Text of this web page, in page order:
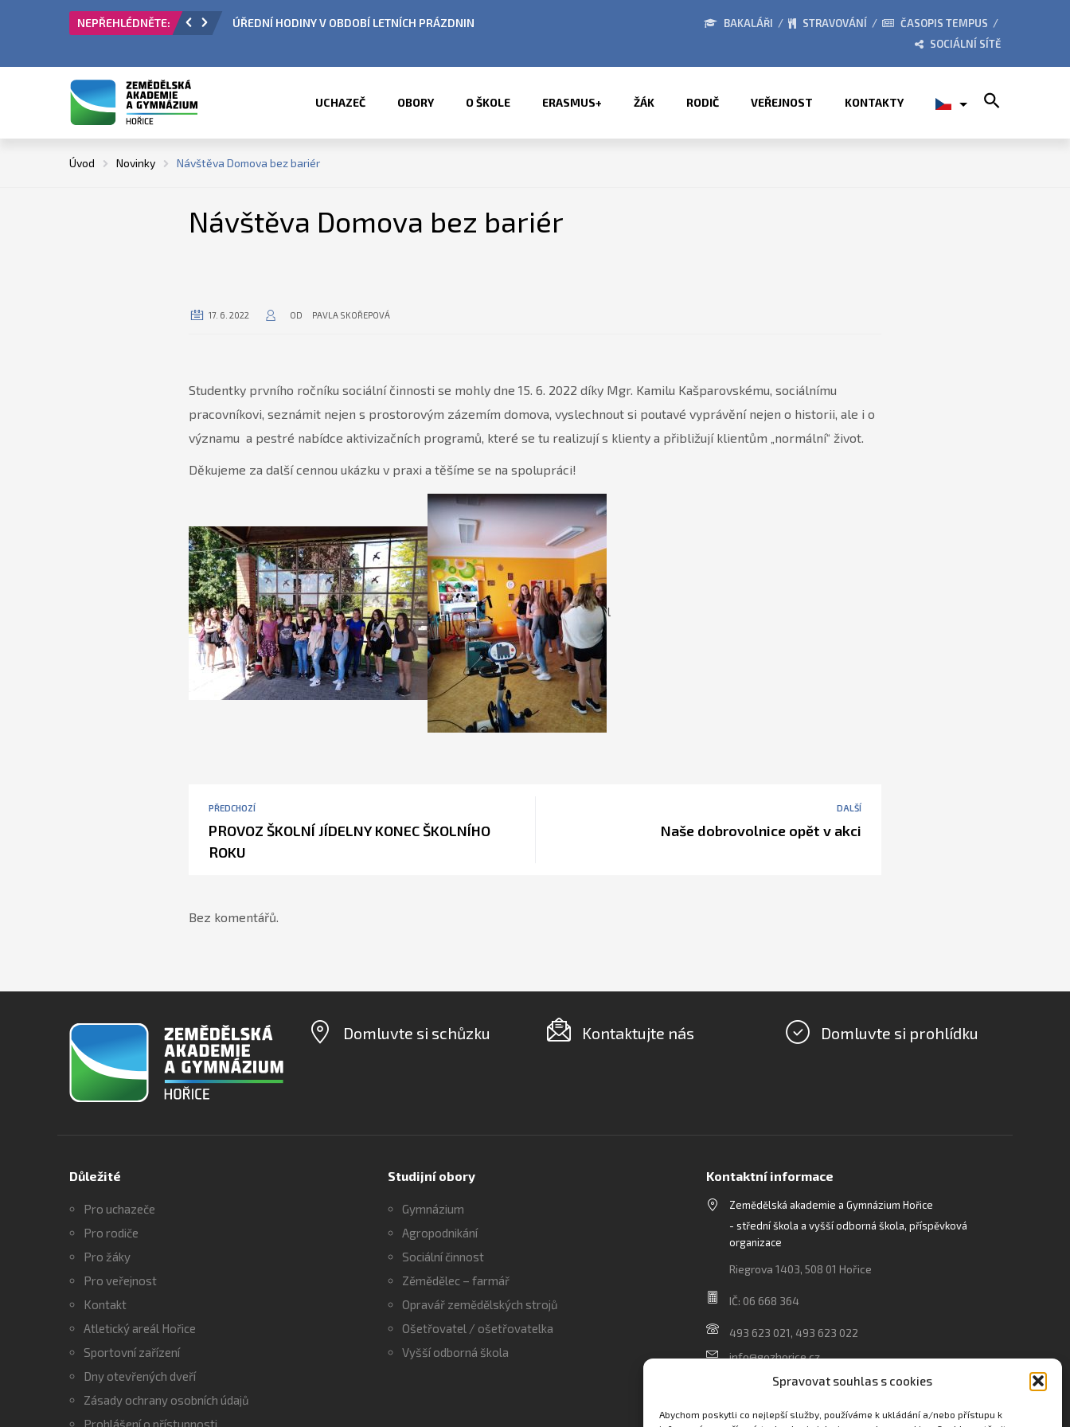
Spravovat souhlas s cookies
Abychom poskytli co nejlepší služby, používáme k ukládání a/nebo přístupu k
PŘIJÍMACÍ ŘÍZENÍ ÚŘEDNÍ HODINY V OBDOBÍ LETNÍCH PRÁZDNIN PŘÍMĚSTSKÉ TÁBORY 2026 ZE ŽIVOTA ŠKOLY
BAKALÁŘI STRAVOVÁNÍ
ČASOPIS TEMPUS
SOCIÁLNÍ SÍTĚ
UCHAZEČ OBORY O ŠKOLE ERASMUS+ ŽÁK RODIČ VEŘEJNOST KONTAKTY
Úvod Novinky Návštěva Domova bez bariér
Návštěva Domova bez bariér
17. 6. 2022 OD PAVLA SKOŘEPOVÁ
Studentky prvního ročníku sociální činnosti se mohly dne 15. 6. 2022 díky Mgr. Kamilu Kašparovskému, sociálnímu
pracovníkovi, seznámit nejen s prostorovým zázemím domova, vyslechnout si poutavé vyprávění nejen o historii, ale i o
významu a pestré nabídce aktivizačních programů, které se tu realizují s klienty a přibližují klientům „normální“ život.
Děkujeme za další cennou ukázku v praxi a těšíme se na spolupráci!
l
PŘEDCHOZÍ
PROVOZ ŠKOLNÍ JÍDELNY KONEC ŠKOLNÍHO
ROKU
DALŠÍ
Naše dobrovolnice opět v akci
Bez komentářů.
Domluvte si schůzku Kontaktujte nás Domluvte si prohlídku
Důležité
Pro uchazeče
Pro rodiče
Pro žáky
Pro veřejnost
Kontakt
Atletický areál Hořice
Sportovní zařízení
Dny otevřených dveří
Zásady ochrany osobních údajů
Prohlášení o přístupnosti
Studijní obory
Gymnázium
Agropodnikání
Sociální činnost
Zěmědělec – farmář
Opravář zemědělských strojů
Ošetřovatel / ošetřovatelka
Vyšší odborná škola
Kontaktní informace
Zemědělská akademie a Gymnázium Hořice
- střední škola a vyšší odborná škola, příspěvková
organizace
Riegrova 1403, 508 01 Hořice
IČ: 06 668 364
493 623 021, 493 623 022
info@gozhorice.cz
www.zaghorice.cz